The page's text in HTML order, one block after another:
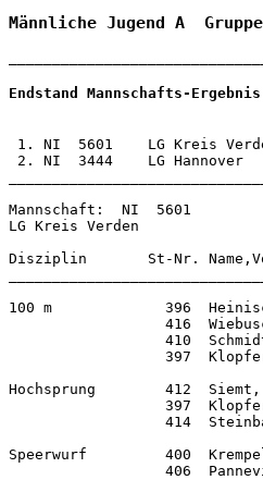
Männliche Jugend A
Endstand Mannschafts-
1. NI  5601    LG Kreis
2. NI  3444    LG
Mannschaft:  NI  5601
LG Kreis Verden
Disziplin       St-Nr.
100 m             396
416
410
397
Hochsprung        412
397
414
Speerwurf         400
406